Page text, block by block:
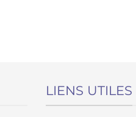
LIENS UTILES